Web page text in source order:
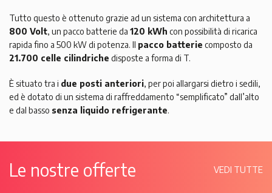
Tutto questo è ottenuto grazie ad un sistema con architettura a
800 Volt, un pacco batterie da 120 kWh con possibilità di ricarica
rapida fino a 500 kW di potenza. Il pacco batterie composto da
21.700 celle cilindriche disposte a forma di T.
È situato tra i due posti anteriori, per poi allargarsi dietro i sedili,
ed è dotato di un sistema di raffreddamento “semplificato” dall’alto
e dal basso senza liquido refrigerante.
Le nostre offerte VEDI TUTTE